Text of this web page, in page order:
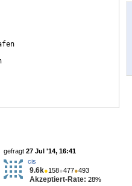
gefragt 27 Jul '14, 16:41
cis
9.6k●158●477●493
Akzeptiert-Rate: 28%